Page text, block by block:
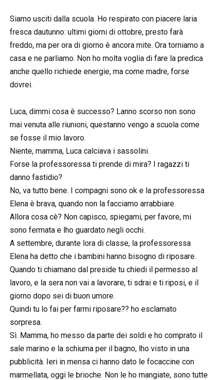
Siamo usciti dalla scuola. Ho respirato con piacere laria
fresca dautunno: ultimi giorni di ottobre, presto farà
freddo, ma per ora di giorno è ancora mite. Ora torniamo a
casa e ne parliamo. Non ho molta voglia di fare la predica
anche quello richiede energie, ma come madre, forse
dovrei.
Luca, dimmi cosa è successo? Lanno scorso non sono
mai venuta alle riunioni, questanno vengo a scuola come
se fosse il mio lavoro.
Niente, mamma, Luca calciava i sassolini.
Forse la professoressa ti prende di mira? I ragazzi ti
danno fastidio?
No, va tutto bene. I compagni sono ok e la professoressa
Elena è brava, quando non la facciamo arrabbiare.
Allora cosa cè? Non capisco, spiegami, per favore, mi
sono fermata e lho guardato negli occhi.
A settembre, durante lora di classe, la professoressa
Elena ha detto che i bambini hanno bisogno di riposare.
Quando ti chiamano dal preside tu chiedi il permesso al
lavoro, e la sera non vai a lavorare, ti sdrai e ti riposi, e il
giorno dopo sei di buon umore.
Quindi tu lo fai per farmi riposare?? ho esclamato
sorpresa.
Sì. Mamma, ho messo da parte dei soldi e ho comprato il
sale marino e la schiuma per il bagno, lho visto in una
pubblicità. Ieri in mensa ci hanno dato le focaccine con
marmellata, oggi le brioche. Non le ho mangiate, sono tutte